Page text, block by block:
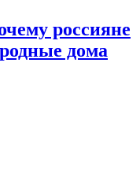
россияне
дома